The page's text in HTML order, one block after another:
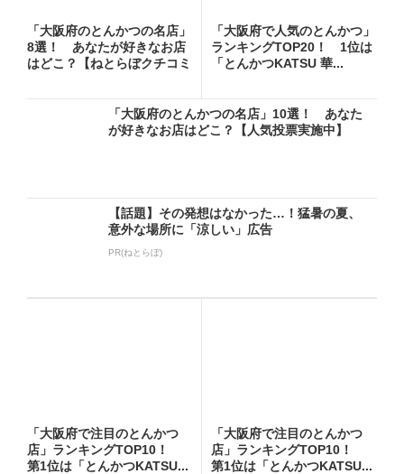
「大阪府のとんかつの名店」
8選！ あなたが好きなお店
はどこ？【ねとらぼクチコミ
「大阪府で人気のとんかつ」
ランキングTOP20！ 1位は
「とんかつKATSU 華...
「大阪府のとんかつの名店」10選！ あなた
が好きなお店はどこ？【人気投票実施中】
【話題】その発想はなかった…！猛暑の夏、
意外な場所に「涼しい」広告
PR(ねとらぼ)
「大阪府で注目のとんかつ
店」ランキングTOP10！
第1位は「とんかつKATSU...
「大阪府で注目のとんかつ
店」ランキングTOP10！
第1位は「とんかつKATSU...